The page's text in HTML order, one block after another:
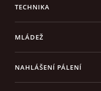
TECHNIKA
MLÁDEŽ
NAHLÁŠENÍ PÁLENÍ